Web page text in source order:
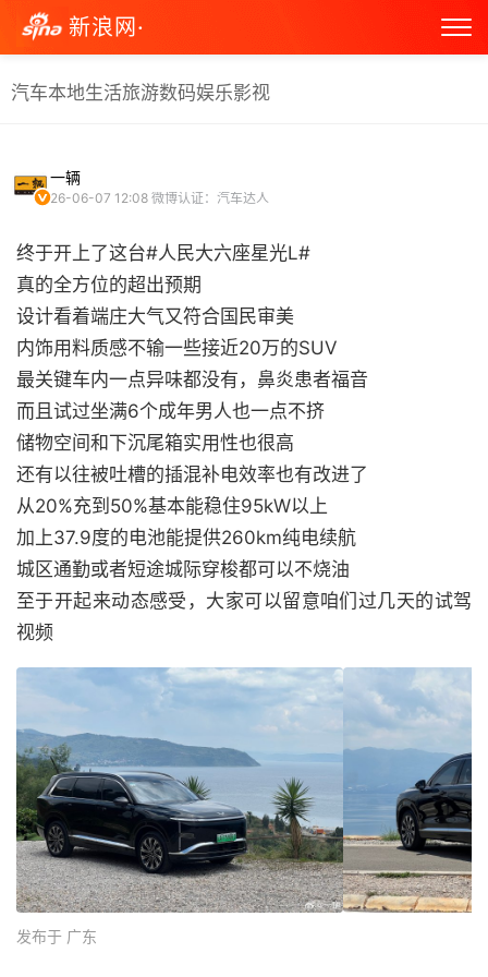
新浪网·
汽车本地生活旅游数码娱乐影视
一辆
26-06-07 12:08 微博认证：汽车达人
终于开上了这台#人民大六座星光L#
真的全方位的超出预期
设计看着端庄大气又符合国民审美
内饰用料质感不输一些接近20万的SUV
最关键车内一点异味都没有，鼻炎患者福音
而且试过坐满6个成年男人也一点不挤
储物空间和下沉尾箱实用性也很高
还有以往被吐槽的插混补电效率也有改进了
从20%充到50%基本能稳住95kW以上
加上37.9度的电池能提供260km纯电续航
城区通勤或者短途城际穿梭都可以不烧油
至于开起来动态感受，大家可以留意咱们过几天的试驾
视频
发布于 广东